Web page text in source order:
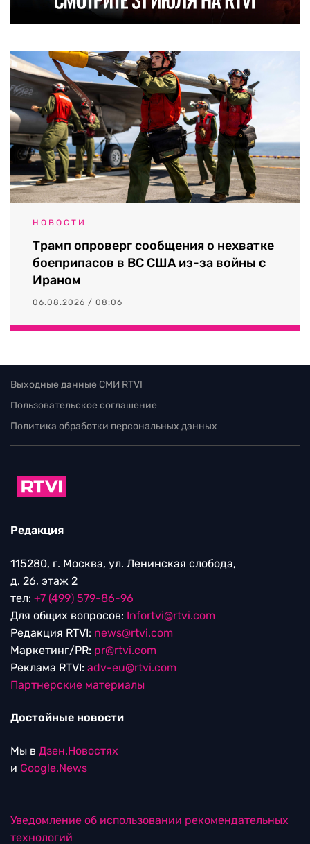
НОВОСТИ
Трамп опроверг сообщения о нехватке
боеприпасов в ВС США из-за войны с
Ираном
06.08.2026 / 08:06
Выходные данные СМИ RTVI
Пользовательское соглашение
Политика обработки персональных данных
Редакция
115280, г. Москва, ул. Ленинская слобода,
д. 26, этаж 2
тел: +7 (499) 579-86-96
Для общих вопросов: Infortvi@rtvi.com
Редакция RTVI: news@rtvi.com
Маркетинг/PR: pr@rtvi.com
Реклама RTVI: adv-eu@rtvi.com
Партнерские материалы
Достойные новости
Мы в Дзен.Новостях
и Google.News
Уведомление об использовании рекомендательных
технологий